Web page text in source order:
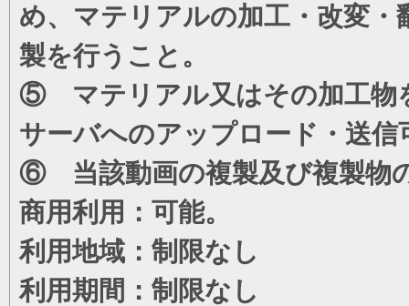
め、マテリアルの加工・改変
製を行うこと。
⑤ マテリアル又はその加工物
サーバへのアップロード・送信
⑥ 当該動画の複製及び複製物
商用利用：可能。
利用地域：制限なし
利用期間：制限なし